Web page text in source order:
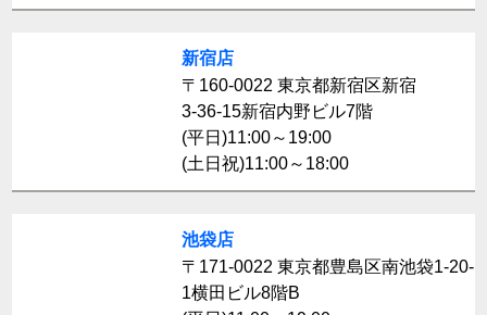
新宿店
〒160-0022 東京都新宿区新宿
3-36-15新宿内野ビル7階
(平日)11:00～19:00
(土日祝)11:00～18:00
池袋店
〒171-0022 東京都豊島区南池袋1-20-
1横田ビル8階B